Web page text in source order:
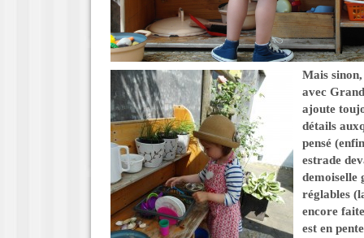
Mais
avec
ajoute
détails
pensé
estrade
demoiselle
réglables
encore
est en